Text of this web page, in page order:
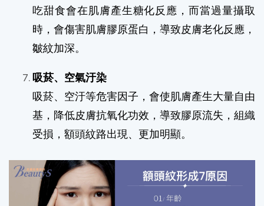
吃甜食會在肌膚產生糖化反應，而當過量攝取
時，會傷害肌膚膠原蛋白，導致皮膚老化反應，
皺紋加深。
吸菸、空氣汙染
吸菸、空汙等危害因子，會使肌膚產生大量自由
基，降低皮膚抗氧化功效，導致膠原流失，組織
受損，額頭紋路出現、更加明顯。